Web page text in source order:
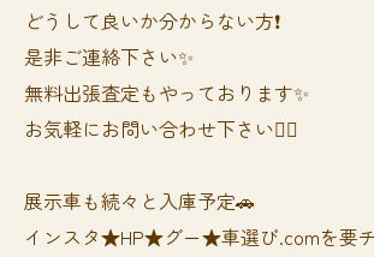
どうして良いか分からない方❗️
是非ご連絡下さい✨
無料出張査定もやっております✨
お気軽にお問い合わせ下さい🙆‍♀️
展示車も続々と入庫予定🚗
インスタ★HP★グー★車選び.comを要